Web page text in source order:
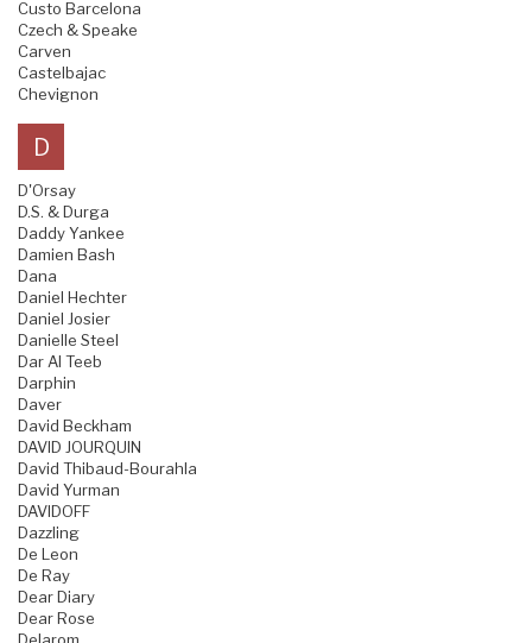
Custo Barcelona
Czech & Speake
Carven
Castelbajac
Chevignon
D
D'Orsay
D.S. & Durga
Daddy Yankee
Damien Bash
Dana
Daniel Hechter
Daniel Josier
Danielle Steel
Dar Al Teeb
Darphin
Daver
David Beckham
DAVID JOURQUIN
David Thibaud-Bourahla
David Yurman
DAVIDOFF
Dazzling
De Leon
De Ray
Dear Diary
Dear Rose